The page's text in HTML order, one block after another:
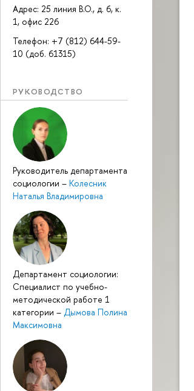
Адрес: 25 линия В.О., д. 6, к.
1, офис 226
Телефон: +7 (812) 644-59-
10 (доб. 61315)
РУКОВОДСТВО
Руководитель департамента
социологии – Колесник
Наталья Владимировна
Департамент социологии:
Специалист по учебно-
методической работе 1
категории – Дымова Полина
Максимовна